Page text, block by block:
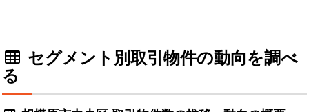
セグメント別取引物件の動向を調べ
る